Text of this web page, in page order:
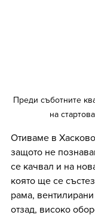
Преди съботните
на
Отиваме в
защото не
се качвал и на
която ще се
рама,
отзад, високо